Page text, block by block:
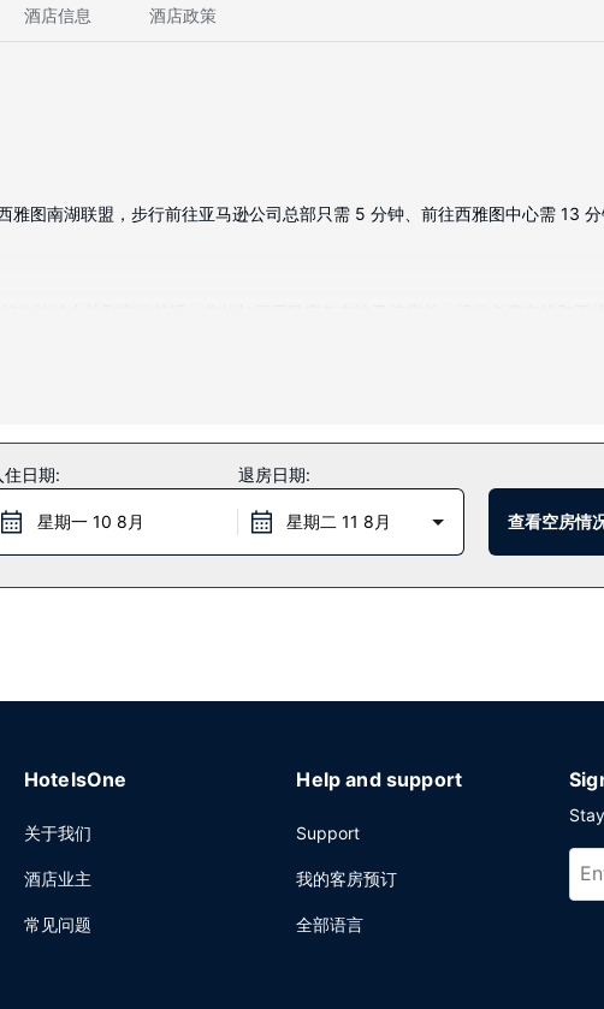
酒店信息 酒店政策
图南湖联盟，步行前往亚马逊公司总部只需 5 分钟、前往西雅图中心需 13
用品和吹风机。
可在这里的酒吧/酒廊小酌一杯轻松一下。还可以选择待在房间里，享受客房
住日期:
星期一 10 8月
退房日期:
星期二 11 8月 查看空房情
HotelsOne
关于我们
酒店业主
常见问题
Help and support
Support
我的客房预订
全部语言